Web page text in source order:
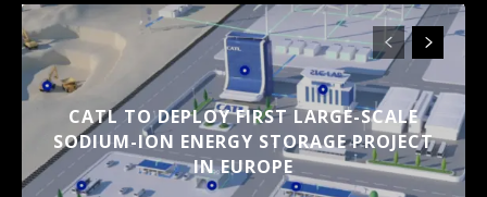
CATL TO DEPLOY FIRST LARGE-SCALE
SODIUM-ION ENERGY STORAGE PROJECT
IN EUROPE